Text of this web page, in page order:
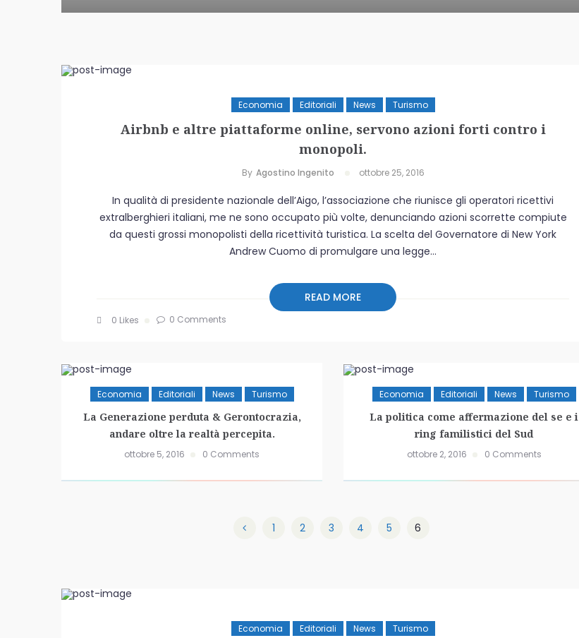
Economia Editoriali News Turismo
Airbnb e altre piattaforme online, servono azioni forti contro i
monopoli.
By Agostino Ingenito ottobre 25, 2016
In qualità di presidente nazionale dell’Aigo, l’associazione che riunisce gli operatori ricettivi
extralberghieri italiani, me ne sono occupato più volte, denunciando azioni scorrette compiute
da questi grossi monopolisti della ricettività turistica. La scelta del Governatore di New York
Andrew Cuomo di promulgare una legge...
READ MORE
0 Likes 0 Comments
Economia Editoriali News Turismo
La Generazione perduta & Gerontocrazia,
andare oltre la realtà percepita.
ottobre 5, 2016 0 Comments
Economia Editoriali News Turismo
La politica come affermazione del se e i
ring familistici del Sud
ottobre 2, 2016 0 Comments
1 2 3 4 5 6
Economia Editoriali News Turismo